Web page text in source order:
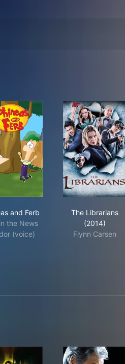
and Ferb
the News
(voice)
The Librarians
(2014)
Flynn Carsen